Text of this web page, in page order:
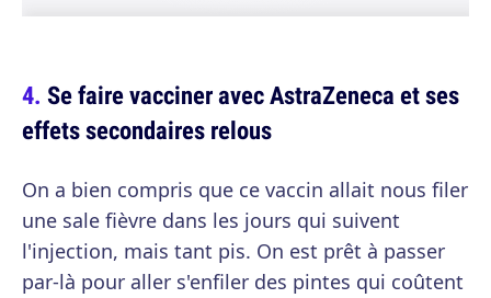
Se faire vacciner avec AstraZeneca et ses
effets secondaires relous
On a bien compris que ce vaccin allait nous filer
une sale fièvre dans les jours qui suivent
l'injection, mais tant pis. On est prêt à passer
par-là pour aller s'enfiler des pintes qui coûtent